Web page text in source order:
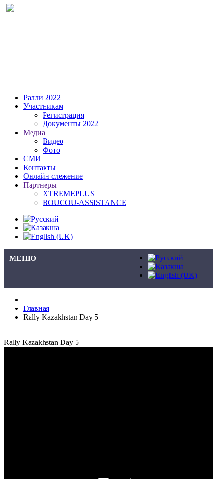
Ралли 2022
Участникам
Регистрация
Документы 2022
Медиа
Видео
Фото
СМИ
Контакты
Онлайн слежение
Партнеры
XTREMEPLUS
BOUCOU-ASSISTANCE
МЕНЮ
Главная |
Rally Kazakhstan Day 5
Rally Kazakhstan Day 5